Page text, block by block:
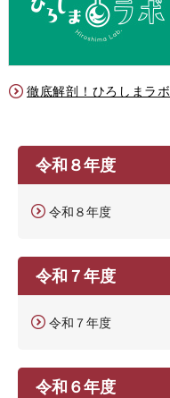
徹底解剖！ひろしまラボ
令和８年度
令和８年度
令和７年度
令和７年度
令和６年度